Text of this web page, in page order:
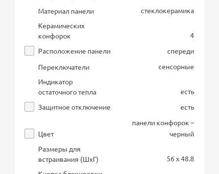
Материал панели
стеклокерамика
Керамических
конфорок
4
Расположение панели
спереди
Переключатели
сенсорные
Индикатор
остаточного тепла
есть
Защитное отключение
есть
Цвет
панели конфорок –
черный
Размеры для
встраивания (ШхГ)
56 x 48.8